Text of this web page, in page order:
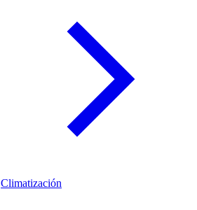
Climatización